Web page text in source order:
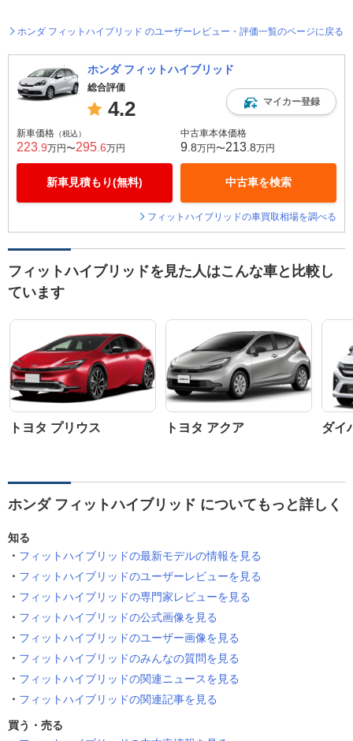
ホンダ フィットハイブリッド のユーザーレビュー・評価一覧のページに戻る
ホンダ フィットハイブリッド
総合評価
4.2 マイカー登録
新車価格 （税込）
223 .9万円〜295 .6万円
新車見積もり(無料)
中古車本体価格
9 .8万円〜213 .8万円
中古車を検索
フィットハイブリッドの車買取相場を調べる
フィットハイブリッドを見た人はこんな車と比較し
ています
トヨタ プリウス トヨタ アクア ダイ
ホンダ フィットハイブリッド についてもっと詳しく
知る
フィットハイブリッドの最新モデルの情報を見る
フィットハイブリッドのユーザーレビューを見る
フィットハイブリッドの専門家レビューを見る
フィットハイブリッドの公式画像を見る
フィットハイブリッドのユーザー画像を見る
フィットハイブリッドのみんなの質問を見る
フィットハイブリッドの関連ニュースを見る
フィットハイブリッドの関連記事を見る
買う・売る